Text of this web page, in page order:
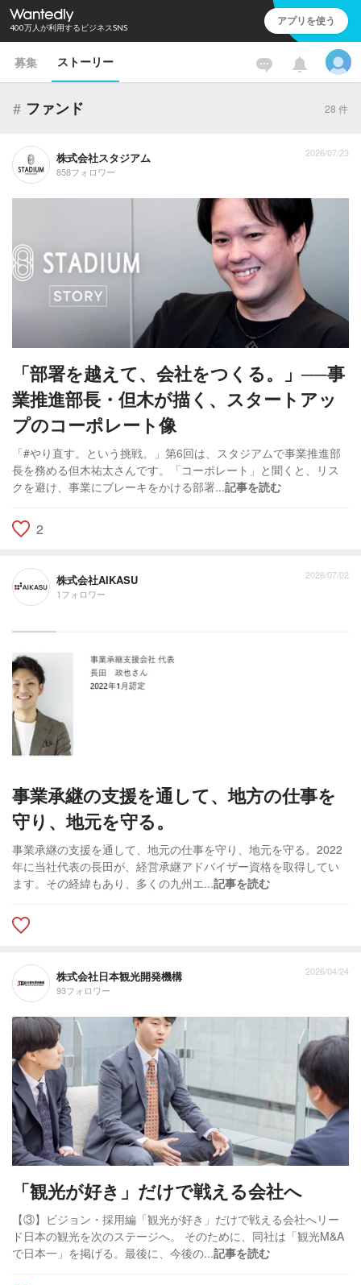
400万人が利用するビジネスSNS アプリを使う
募集 ストーリー
# ファンド 28 件
株式会社スタジアム
858フォロワー
2026/07/23
「部署を越えて、会社をつくる。」──事
業推進部長・但木が描く、スタートアッ
プのコーポレート像
「#やり直す。という挑戦。」第6回は、スタジアムで事業推進部
長を務める但木祐太さんです。「コーポレート」と聞くと、リス
クを避け、事業にブレーキをかける部署...記事を読む
2
株式会社AIKASU
1フォロワー
2026/07/02
事業承継の支援を通して、地方の仕事を
守り、地元を守る。
事業承継の支援を通して、地元の仕事を守り、地元を守る。2022
年に当社代表の長田が、経営承継アドバイザー資格を取得してい
ます。その経緯もあり、多くの九州エ...記事を読む
株式会社日本観光開発機構
93フォロワー
2026/04/24
「観光が好き」だけで戦える会社へ
【③】ビジョン・採用編「観光が好き」だけで戦える会社へリー
ド日本の観光を次のステージへ。 そのために、同社は「観光M&A
で日本一」を掲げる。最後に、今後の...記事を読む